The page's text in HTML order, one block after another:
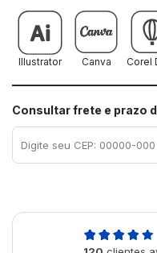
Illustrator Canva Corel
Consultar frete e prazo